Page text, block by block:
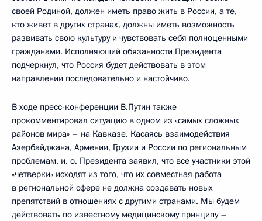
своей Родиной, должен иметь право жить в России, а те,
кто живет в других странах, должны иметь возможность
развивать свою культуру и чувствовать себя полноценными
гражданами. Исполняющий обязанности Президента
подчеркнул, что Россия будет действовать в этом
направлении последовательно и настойчиво.
В ходе пресс-конференции В.Путин также
прокомментировал ситуацию в одном из «самых сложных
районов мира» – на Кавказе. Касаясь взаимодействия
Азербайджана, Армении, Грузии и России по региональным
проблемам, и. о. Президента заявил, что все участники этой
«четверки» исходят из того, что их совместная работа
в региональной сфере не должна создавать новых
препятствий в отношениях с другими странами. Мы будем
действовать по известному медицинскому принципу –